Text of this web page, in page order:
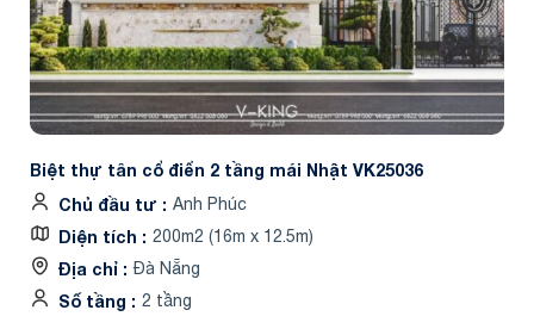
Biệt thự tân cổ điển 2 tầng mái Nhật VK25036
Chủ đầu tư
Anh Phúc
Diện tích 200m2 (16m x 12.5m)
Địa chỉ Đà Nẵng
Số tầng 2 tầng